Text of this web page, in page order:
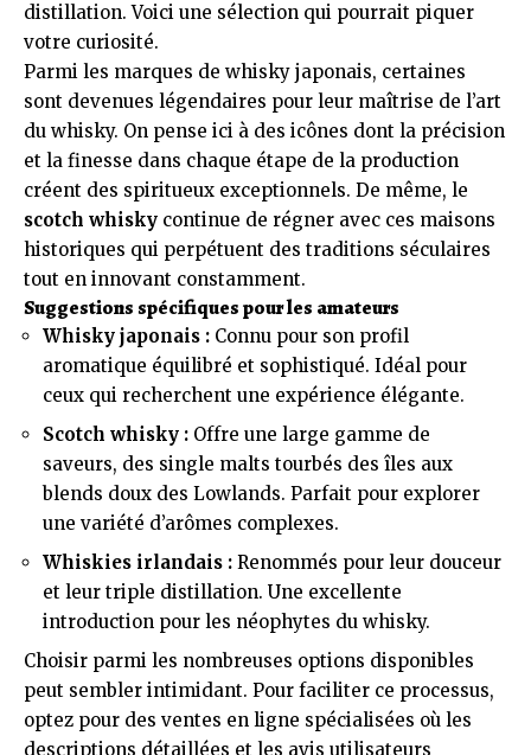
distillation. Voici une sélection qui pourrait piquer
votre curiosité.
Parmi les marques de whisky japonais, certaines
sont devenues légendaires pour leur maîtrise de l’art
du whisky. On pense ici à des icônes dont la précision
et la finesse dans chaque étape de la production
créent des spiritueux exceptionnels. De même, le
scotch whisky continue de régner avec ces maisons
historiques qui perpétuent des traditions séculaires
tout en innovant constamment.
Suggestions spécifiques pour les amateurs
Whisky japonais : Connu pour son profil
aromatique équilibré et sophistiqué. Idéal pour
ceux qui recherchent une expérience élégante.
Scotch whisky : Offre une large gamme de
saveurs, des single malts tourbés des îles aux
blends doux des Lowlands. Parfait pour explorer
une variété d’arômes complexes.
Whiskies irlandais : Renommés pour leur douceur
et leur triple distillation. Une excellente
introduction pour les néophytes du whisky.
Choisir parmi les nombreuses options disponibles
peut sembler intimidant. Pour faciliter ce processus,
optez pour des ventes en ligne spécialisées où les
descriptions détaillées et les avis utilisateurs